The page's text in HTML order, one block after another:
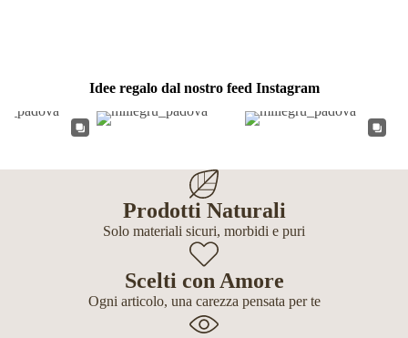
Idee regalo dal nostro feed Instagram
Prodotti Naturali
Solo materiali sicuri, morbidi e puri
Scelti con Amore
Ogni articolo, una carezza pensata per te